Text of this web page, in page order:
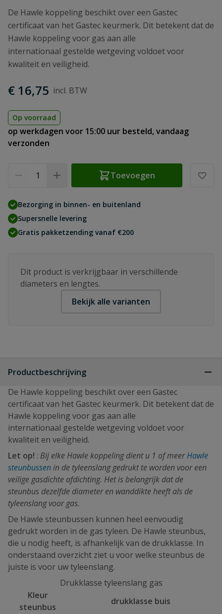
De Hawle koppeling beschikt over een Gastec
certificaat van het Gastec keurmerk. Dit betekent dat de
Hawle koppeling voor gas aan alle
internationaal gestelde wetgeving voldoet voor
kwaliteit en veiligheid.
€ 16,75
Op voorraad
op werkdagen voor 15:00 uur besteld, vandaag
verzonden
Toevoegen
Bezorging in binnen- en buitenland
Supersnelle levering
Gratis pakketzending vanaf €200
Dit product is verkrijgbaar in verschillende
diameters en lengtes.
Bekijk alle varianten
Productbeschrijving
De Hawle koppeling beschikt over een Gastec
certificaat van het Gastec keurmerk. Dit betekent dat de
Hawle koppeling voor gas aan alle
internationaal gestelde wetgeving voldoet voor
kwaliteit en veiligheid.
Let op! : Bij elke Hawle koppeling dient u 1 of meerHawle
steunbussenin de tyleenslang gedrukt te worden voor een
veilige gasdichte afdichting. Het is belangrijk dat de
steunbus dezelfde diameter en wanddikte heeft als de
tyleenslang voor gas.
De Hawle steunbussen kunnen heel eenvoudig
gedrukt worden in de gas tyleen. De Hawle steunbus,
die u nodig heeft, is afhankelijk van de drukklasse. In
onderstaand overzicht ziet u voor welke steunbus de
juiste is voor uw tyleenslang.
Drukklasse tyleenslang gas
Kleur
steunbus
drukklasse buis